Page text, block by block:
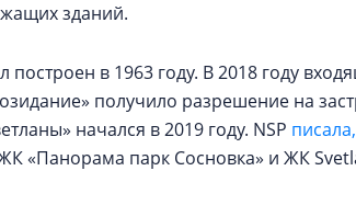
зданий.
в 1963 году. В 2018 году
получило разрешение на
начался в 2019 году. NSP писала,
«Панорама парк Сосновка» и ЖК